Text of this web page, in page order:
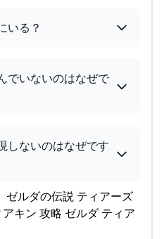
いる？
でいないのはなぜで
しないのはなぜです
ゼルダの伝説 ティアーズ
キン 攻略 ゼルダ ティア